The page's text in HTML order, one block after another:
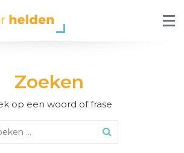
Zoeken
op een woord of frase